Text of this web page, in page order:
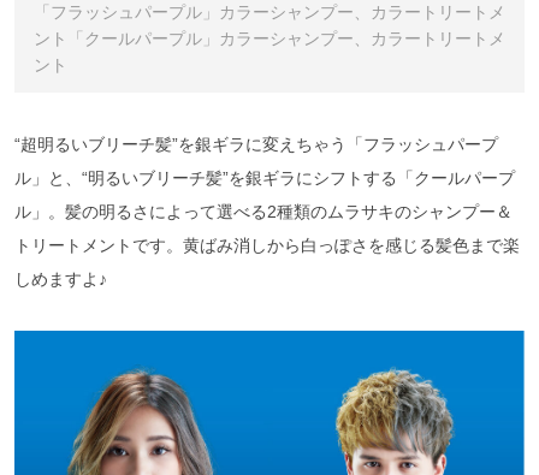
「フラッシュパープル」カラーシャンプー、カラートリートメ
ント「クールパープル」カラーシャンプー、カラートリートメ
ント
“超明るいブリーチ髪”を銀ギラに変えちゃう「フラッシュパープ
ル」と、“明るいブリーチ髪”を銀ギラにシフトする「クールパープ
ル」。髪の明るさによって選べる2種類のムラサキのシャンプー＆
トリートメントです。黄ばみ消しから白っぽさを感じる髪色まで楽
しめますよ♪